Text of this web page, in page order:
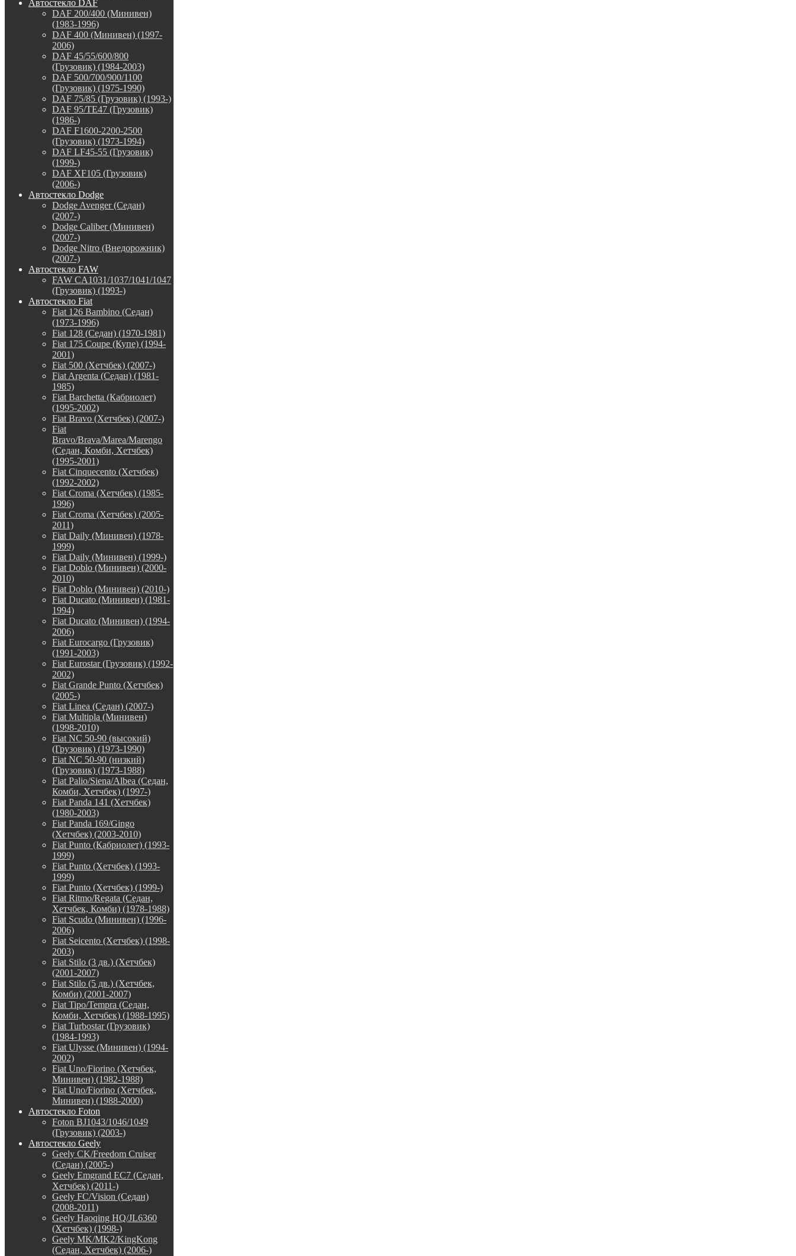
Автостекло DAF
DAF 200/400 (Минивен)
(1983-1996)
DAF 400 (Минивен) (1997-
2006)
DAF 45/55/600/800
(Грузовик) (1984-2003)
DAF 500/700/900/1100
(Грузовик) (1975-1990)
DAF 75/85 (Грузовик) (1993-)
DAF 95/TE47 (Грузовик)
(1986-)
DAF F1600-2200-2500
(Грузовик) (1973-1994)
DAF LF45-55 (Грузовик)
(1999-)
DAF XF105 (Грузовик)
(2006-)
Автостекло Dodge
Dodge Avenger (Седан)
(2007-)
Dodge Caliber (Минивен)
(2007-)
Dodge Nitro (Внедорожник)
(2007-)
Автостекло FAW
FAW CA1031/1037/1041/1047
(Грузовик) (1993-)
Автостекло Fiat
Fiat 126 Bambino (Седан)
(1973-1996)
Fiat 128 (Седан) (1970-1981)
Fiat 175 Coupe (Купе) (1994-
2001)
Fiat 500 (Хетчбек) (2007-)
Fiat Argenta (Седан) (1981-
1985)
Fiat Barchetta (Кабриолет)
(1995-2002)
Fiat Bravo (Хетчбек) (2007-)
Fiat
Bravo/Brava/Marea/Marengo
(Седан, Комби, Хетчбек)
(1995-2001)
Fiat Cinquecento (Хетчбек)
(1992-2002)
Fiat Croma (Хетчбек) (1985-
1996)
Fiat Croma (Хетчбек) (2005-
2011)
Fiat Daily (Минивен) (1978-
1999)
Fiat Daily (Минивен) (1999-)
Fiat Doblo (Минивен) (2000-
2010)
Fiat Doblo (Минивен) (2010-)
Fiat Ducato (Минивен) (1981-
1994)
Fiat Ducato (Минивен) (1994-
2006)
Fiat Eurocargo (Грузовик)
(1991-2003)
Fiat Eurostar (Грузовик) (1992-
2002)
Fiat Grande Punto (Хетчбек)
(2005-)
Fiat Linea (Седан) (2007-)
Fiat Multipla (Минивен)
(1998-2010)
Fiat NC 50-90 (высокий)
(Грузовик) (1973-1990)
Fiat NC 50-90 (низкий)
(Грузовик) (1973-1988)
Fiat Palio/Siena/Albea (Седан,
Комби, Хетчбек) (1997-)
Fiat Panda 141 (Хетчбек)
(1980-2003)
Fiat Panda 169/Gingo
(Хетчбек) (2003-2010)
Fiat Punto (Кабриолет) (1993-
1999)
Fiat Punto (Хетчбек) (1993-
1999)
Fiat Punto (Хетчбек) (1999-)
Fiat Ritmo/Regata (Седан,
Хетчбек, Комби) (1978-1988)
Fiat Scudo (Минивен) (1996-
2006)
Fiat Seicento (Хетчбек) (1998-
2003)
Fiat Stilo (3 дв.) (Хетчбек)
(2001-2007)
Fiat Stilo (5 дв.) (Хетчбек,
Комби) (2001-2007)
Fiat Tipo/Tempra (Седан,
Комби, Хетчбек) (1988-1995)
Fiat Turbostar (Грузовик)
(1984-1993)
Fiat Ulysse (Минивен) (1994-
2002)
Fiat Uno/Fiorino (Хетчбек,
Минивен) (1982-1988)
Fiat Uno/Fiorino (Хетчбек,
Минивен) (1988-2000)
Автостекло Foton
Foton BJ1043/1046/1049
(Грузовик) (2003-)
Автостекло Geely
Geely CK/Freedom Cruiser
(Седан) (2005-)
Geely Emgrand EC7 (Седан,
Хетчбек) (2011-)
Geely FC/Vision (Седан)
(2008-2011)
Geely Haoqing HQ/JL6360
(Хетчбек) (1998-)
Geely MK/MK2/KingKong
(Седан, Хетчбек) (2006-)